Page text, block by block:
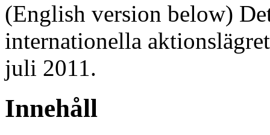
(English version below)
internationella
juli 2011.
Innehåll